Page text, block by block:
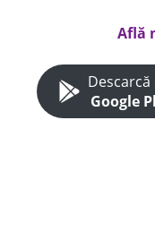
Află
Descarcă
Google